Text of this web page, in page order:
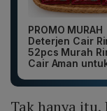
PROMO MURAH
Deterjen Cair
52pcs Murah
Cair Aman
Tak hanya itu,